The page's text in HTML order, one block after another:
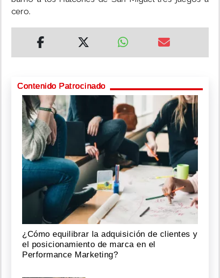
cero.
Contenido Patrocinado
¿Cómo equilibrar la adquisición de clientes y
el posicionamiento de marca en el
Performance Marketing?